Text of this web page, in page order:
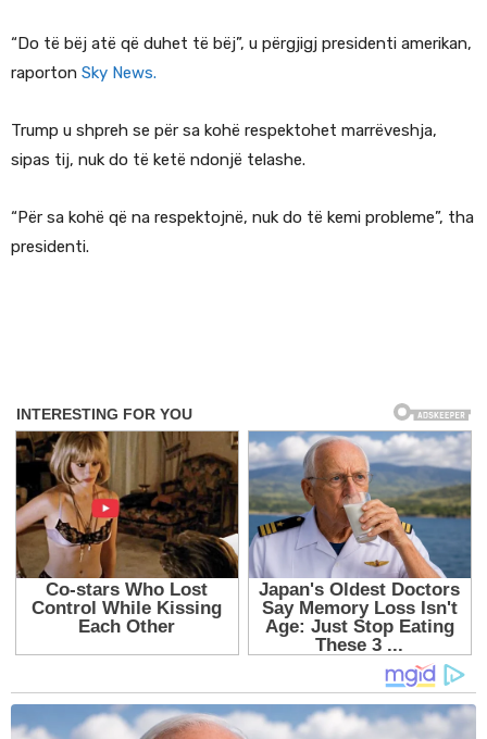
“Do të bëj atë që duhet të bëj”, u përgjigj presidenti amerikan,
raporton Sky News.
Trump u shpreh se për sa kohë respektohet marrëveshja,
sipas tij, nuk do të ketë ndonjë telashe.
“Për sa kohë që na respektojnë, nuk do të kemi probleme”, tha
presidenti.